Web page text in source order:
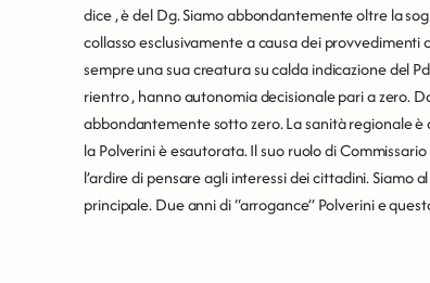
dice , è del Dg. Siamo abbondantemente oltre la
collasso esclusivamente a causa dei
sempre una sua creatura su calda indicazione del
rientro , hanno autonomia decisionale pari a zero.
abbondantemente sotto zero. La sanità regionale
la Polverini è esautorata. Il suo ruolo di
l’ardire di pensare agli interessi dei cittadini.
principale. Due anni di “arrogance” Polverini e